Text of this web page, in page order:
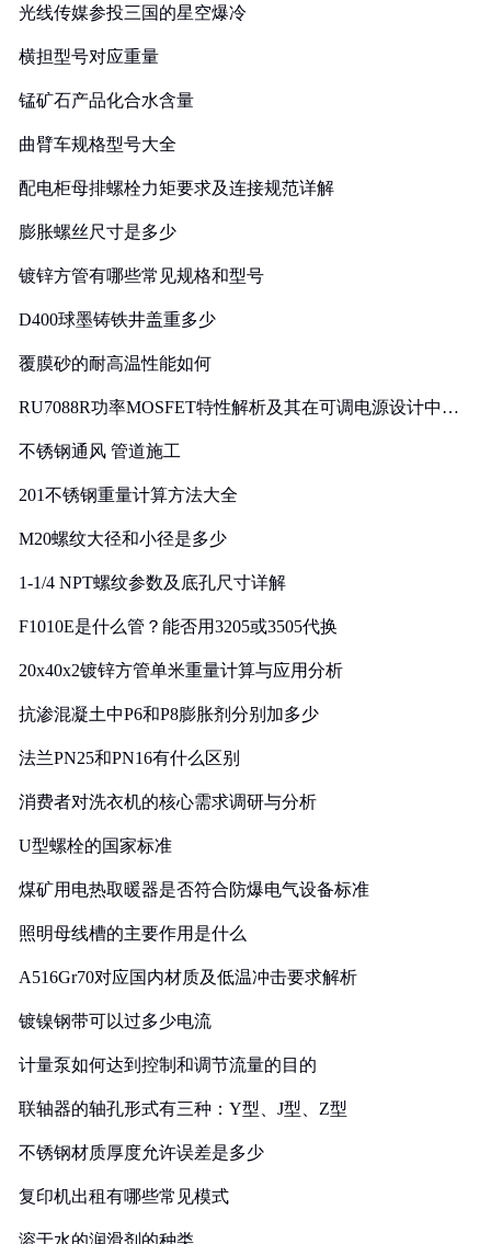
光线传媒参投三国的星空爆冷
横担型号对应重量
锰矿石产品化合水含量
曲臂车规格型号大全
配电柜母排螺栓力矩要求及连接规范详解
膨胀螺丝尺寸是多少
镀锌方管有哪些常见规格和型号
D400球墨铸铁井盖重多少
覆膜砂的耐高温性能如何
RU7088R功率MOSFET特性解析及其在可调电源设计中的
不锈钢通风 管道施工
201不锈钢重量计算方法大全
M20螺纹大径和小径是多少
1-1/4 NPT螺纹参数及底孔尺寸详解
F1010E是什么管？能否用3205或3505代换
20x40x2镀锌方管单米重量计算与应用分析
抗渗混凝土中P6和P8膨胀剂分别加多少
法兰PN25和PN16有什么区别
消费者对洗衣机的核心需求调研与分析
U型螺栓的国家标准
煤矿用电热取暖器是否符合防爆电气设备标准
照明母线槽的主要作用是什么
A516Gr70对应国内材质及低温冲击要求解析
镀镍钢带可以过多少电流
计量泵如何达到控制和调节流量的目的
联轴器的轴孔形式有三种：Y型、J型、Z型
不锈钢材质厚度允许误差是多少
复印机出租有哪些常见模式
溶于水的润滑剂的种类